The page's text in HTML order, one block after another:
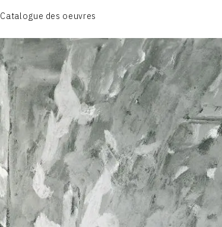
Catalogue des oeuvres
VOL. 2 : LES
VOL. 3 : CRAYONS DE
CONTACT